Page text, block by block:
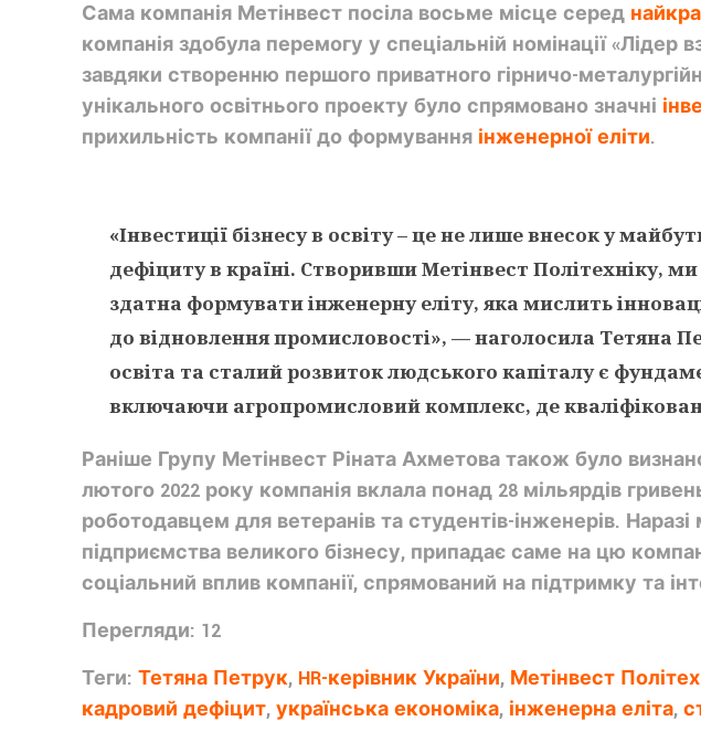
Сама компанія Метінвест посіла восьме місце серед
компанія здобула перемогу у спеціальній номінації
завдяки створенню першого приватного гірничо-
унікального освітнього проекту було спрямовано значні
прихильність компанії до формування інженерної еліти.
«Інвестиції бізнесу в освіту – це не лише внесок у
дефіцитув країні. Створивши Метінвест Політехніку,
здатна формувати інженерну еліту, яка мислить
до відновлення промисловості», — наголосила Тетяна
освіта та сталий розвитоклюдського капіталу є
включаючи агропромисловий комплекс, де
Раніше Групу Метінвест Ріната Ахметова також було
лютого 2022 року компанія вклала понад 28 мільярдів
роботодавцем для ветеранів та студентів-інженерів.
підприємства великого бізнесу, припадає саме на цю
соціальний вплив компанії, спрямований на підтримку та
Перегляди: 12
Теги:Тетяна Петрук, HR-керівник України, Метінвест
кадровий дефіцит,українська економіка, інженерна еліта,